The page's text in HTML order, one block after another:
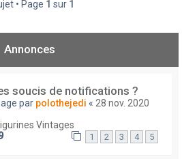
• Page 1 sur 1
Annonces
soucis de notifications ?
par polothejedi « 28 nov. 2020
Vintages
1 2 3 4 5